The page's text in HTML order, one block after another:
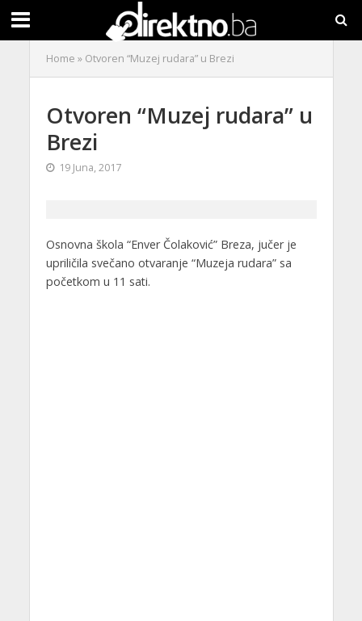
Home » Otvoren “Muzej rudara” u Brezi
Otvoren “Muzej rudara” u
Brezi
19 Juna, 2017
Osnovna škola “Enver Čolaković” Breza, jučer je
upriličila svečano otvaranje “Muzeja rudara” sa
početkom u 11 sati.